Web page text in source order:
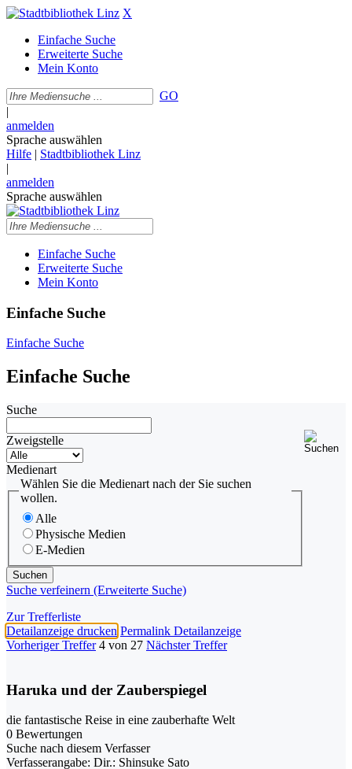
X
Einfache Suche
Erweiterte Suche
Mein Konto
GO
|
anmelden
Sprache auswählen
Hilfe | Stadtbibliothek Linz
|
anmelden
Sprache auswählen
Einfache Suche
Erweiterte Suche
Mein Konto
Einfache Suche
Einfache Suche
Einfache Suche
Suche
Zweigstelle
Medienart
Wählen Sie die Medienart nach der Sie suchen
wollen.
Alle
Physische Medien
E-Medien
Suche verfeinern (Erweiterte Suche)
Zur Trefferliste
Detailanzeige drucken Permalink Detailanzeige
Vorheriger Treffer 4 von 27 Nächster Treffer
Haruka und der Zauberspiegel
die fantastische Reise in eine zauberhafte Welt
0 Bewertungen
Suche nach diesem Verfasser
Verfasserangabe: Dir.: Shinsuke Sato